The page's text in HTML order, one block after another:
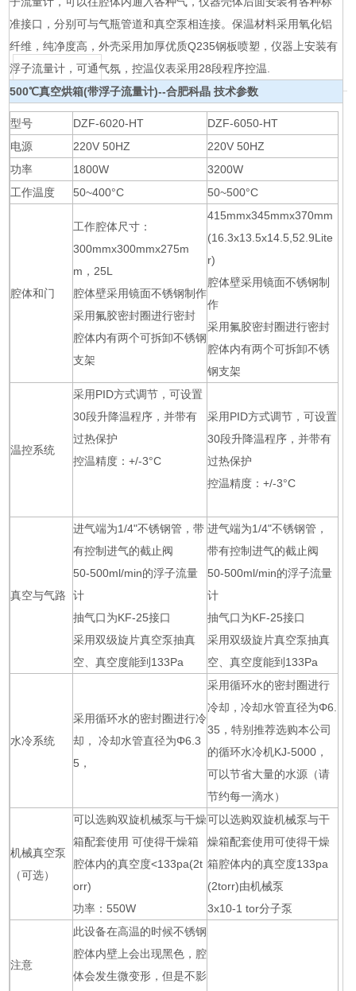
准接口，分别可与气瓶管道和真空泵相连接。保温材料采用氧化铝
纤维，纯净度高，外壳采用加厚优质Q235钢板喷塑，仪器上安装有
浮子流量计，可通气氛，控温仪表采用28段程序控温.
500℃真空烘箱(带浮子流量计)--合肥科晶 技术参数
型号 DZF-6020-HT
DZF-6050-HT
电源
220V 50HZ
220V 50HZ
功率
1800W
3200W
工作温度
50~400°C 50~500°C
腔体和门
工作腔体尺寸：
300mmx300mmx275m
m，25L
腔体壁采用镜面不锈钢制作
采用氟胶密封圈进行密封
腔体内有两个可拆卸不锈钢
支架
415mmx345mmx370mm
(16.3x13.5x14.5,52.9Lite
r)
腔体壁采用镜面不锈钢制
作
采用氟胶密封圈进行密封
腔体内有两个可拆卸不锈
钢支架
温控系统
采用PID方式调节，可设置
30段升降温程序，并带有
过热保护
控温精度：+/-3°C
采用PID方式调节，可设置
30段升降温程序，并带有
过热保护
控温精度：+/-3°C
真空与气路
进气端为1/4"不锈钢管，带
有控制进气的截止阀
50-500ml/min的浮子流量
计
抽气口为KF-25接口
采用双级旋片真空泵抽真
空、真空度能到133Pa
进气端为1/4"不锈钢管，
带有控制进气的截止阀
50-500ml/min的浮子流量
计
抽气口为KF-25接口
采用双级旋片真空泵抽真
空、真空度能到133Pa
水冷系统
采用循环水的密封圈进行冷
却， 冷却水管直径为Φ6.3
5，
采用循环水的密封圈进行
冷却，冷却水管直径为Φ6.
35，特别推荐选购本公司
的循环水冷机KJ-5000，
可以节省大量的水源（请
节约每一滴水）
机械真空泵
（可选）
可以选购双旋机械泵与干燥
箱配套使用 可使得干燥箱
腔体内的真空度<133pa(2t
orr)
功率：550W
可以选购双旋机械泵与干
燥箱配套使用可使得干燥
箱腔体内的真空度133pa
(2torr)由机械泵
3x10-1 tor分子泵
注意
此设备在高温的时候不锈钢
腔体内壁上会出现黑色，腔
体会发生微变形，但是不影